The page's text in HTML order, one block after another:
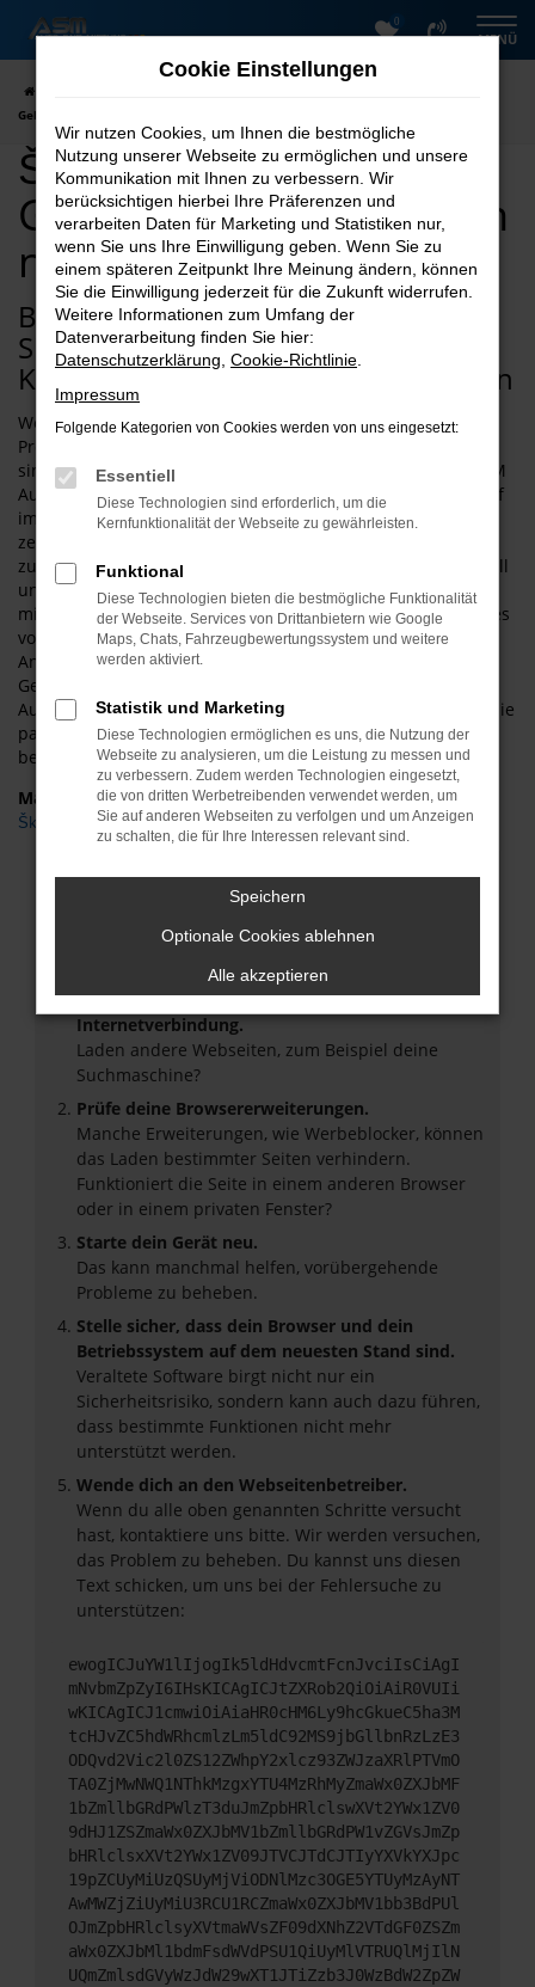
Zum
0
MENÜ
Gebrauchtwagen kaufen nach Dresden
Škoda Kodiaq
Gebrauchtwagen kaufen
nach Dresden
Bei ASM Autoservice Meißner finden
Sie schnell den passenden Škoda
Kodiaq Gebrauchtwagen für Dresden
Wenn Sie einen Škoda Kodiaq Gebrauchtwagen zu Top-
Preisen und Top-Konditionen kaufen oder mieten möchten,
sind Sie bei uns für Dresden an der richtigen Stelle. Die ASM
Autovermietung punktet mit 26 Jahren Erfahrung und ist tief
im Harz und der Umgebung verwurzelt. Nicht nur das
zeichnet ASM Autoservice Meißner für Dresden aus,
zusätzlich gibt es eine große Auswahl an
Modellen. All
unsere Škoda Kodiaq Gebrauchtwagen für Dresden glänzen
mit einer Vollausstattung. Sie werden staunen, wie schnell es
von Dresden zu uns und zu unseren überaus günstigen
Angeboten an Fahrzeugen von Škoda Kodiaq
Gebrauchtwagen geht. Kommen Sie gerne bei ASM
Autoservice Meißner vorbei und informieren Sie sich über die
passende Škoda Kodiaq Gebrauchtwagen für Dresden. Wir
beraten Sie gerne!
Marken
Škoda
Fehler: Network Error
Beim Laden ist ein Fehler aufgetreten.
Überprüfe deine Firewall und deine
Internetverbindung.
Laden andere Webseiten, zum Beispiel deine
Suchmaschine?
Prüfe deine Browsererweiterungen.
Manche Erweiterungen, wie Werbeblocker, können
das Laden bestimmter Seiten verhindern.
Funktioniert die Seite in einem anderen Browser
oder in einem privaten Fenster?
Starte dein Gerät neu.
Das kann manchmal helfen, vorübergehende
Probleme zu beheben.
Stelle sicher, dass dein Browser und dein
Betriebssystem auf dem neuesten Stand sind.
Veraltete Software birgt nicht nur ein
Sicherheitsrisiko, sondern kann auch dazu führen,
dass bestimmte Funktionen nicht mehr
unterstützt werden.
Wende dich an den Webseitenbetreiber.
Wenn du alle oben genannten Schritte versucht
hast, kontaktiere uns bitte. Wir werden versuchen,
das Problem zu beheben. Du kannst uns diesen
Text schicken, um uns bei der Fehlersuche zu
unterstützen:
ewogICJuYW1lIjogIk5ldHdvcmtFcnJvciIsCiAgI
mNvbmZpZyI6IHsKICAgICJtZXRob2QiOiAiR0VUIi
wKICAgICJ1cmwiOiAiaHR0cHM6Ly9hcGkueC5ha3M
tcHJvZC5hdWRhcmlzLm5ldC92MS9jbGllbnRzLzE3
ODQvd2Vic2l0ZS12ZWhpY2xlcz93ZWJzaXRlPTVmO
TA0ZjMwNWQ1NThkMzgxYTU4MzRhMyZmaWx0ZXJbMF
1bZmllbGRdPWlzT3duJmZpbHRlclswXVt2YWx1ZV0
9dHJ1ZSZmaWx0ZXJbMV1bZmllbGRdPW1vZGVsJmZp
bHRlclsxXVt2YWx1ZV09JTVCJTdCJTIyYXVkYXJpc
19pZCUyMiUzQSUyMjViODNlMzc3OGE5YTUyMzAyNT
AwMWZjZiUyMiU3RCU1RCZmaWx0ZXJbMV1bb3BdPUl
OJmZpbHRlclsyXVtmaWVsZF09dXNhZ2VTdGF0ZSZm
aWx0ZXJbMl1bdmFsdWVdPSU1QiUyMlVTRUQlMjIlN
UQmZmlsdGVyWzJdW29wXT1JTiZzb3J0WzBdW2ZpZW
Cookie Einstellungen
Wir nutzen Cookies, um Ihnen die bestmögliche
Nutzung unserer Webseite zu ermöglichen und unsere
Kommunikation mit Ihnen zu verbessern. Wir
berücksichtigen hierbei Ihre Präferenzen und
verarbeiten Daten für Marketing und Statistiken nur,
wenn Sie uns Ihre Einwilligung geben. Wenn Sie zu
einem späteren Zeitpunkt Ihre Meinung ändern, können
Sie die Einwilligung jederzeit für die Zukunft widerrufen.
Weitere Informationen zum Umfang der
Datenverarbeitung finden Sie hier:
Datenschutzerklärung Cookie-Richtlinie
Impressum
Folgende Kategorien von Cookies werden von uns eingesetzt:
Essentiell
Diese Technologien sind erforderlich, um die
Kernfunktionalität der Webseite zu gewährleisten.
Funktional
Diese Technologien bieten die bestmögliche Funktionalität
der Webseite. Services von Drittanbietern wie Google
Maps, Chats, Fahrzeugbewertungssystem und weitere
werden aktiviert.
Statistik und Marketing
Diese Technologien ermöglichen es uns, die Nutzung der
Webseite zu analysieren, um die Leistung zu messen und
zu verbessern. Zudem werden Technologien eingesetzt,
die von dritten Werbetreibenden verwendet werden, um
Sie auf anderen Webseiten zu verfolgen und um Anzeigen
zu schalten, die für Ihre Interessen relevant sind.
Speichern
Optionale Cookies ablehnen
Alle akzeptieren